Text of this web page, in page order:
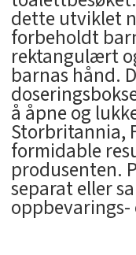
dette utviklet
forbeholdt
rektangulært
barnas hånd.
å åpne og
Storbritannia,
formidable
produsenten.
separat eller
oppbevarings-